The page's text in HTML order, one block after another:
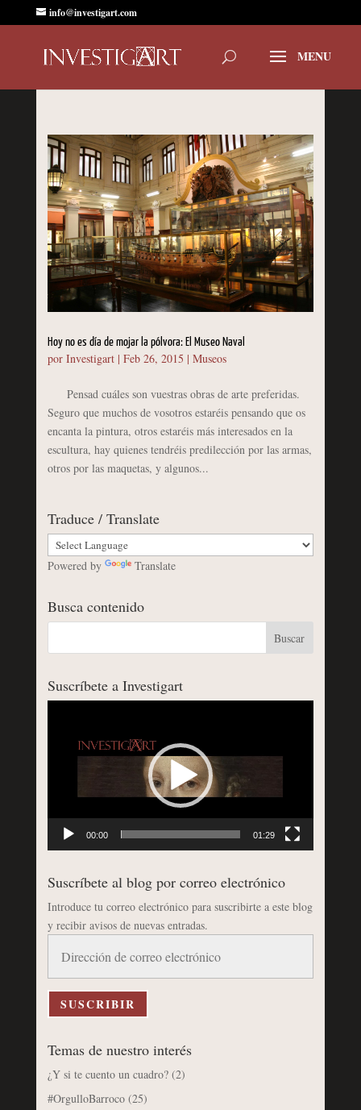
info@investigart.com
Hoy no es día de mojar la pólvora: El Museo Naval
por Investigart| Feb 26, 2015 | Museos
Pensad cuáles son vuestras obras de arte preferidas.
Seguro que muchos de vosotros estaréis pensando que os
encanta la pintura, otros estaréis más interesados en la
escultura, hay quienes tendréis predilección por las armas,
otros por las maquetas, y algunos...
Traduce / Translate
Powered by Translate
Busca contenido
Suscríbete a Investigart
00:00 01:29
Suscríbete al blog por correo electrónico
Introduce tu correo electrónico para suscribirte a este blog
y recibir avisos de nuevas entradas.
correo
electrónico
SUSCRIBIR
Temas de nuestro interés
¿Y si te cuento un cuadro?(2)
#OrgulloBarroco(25)